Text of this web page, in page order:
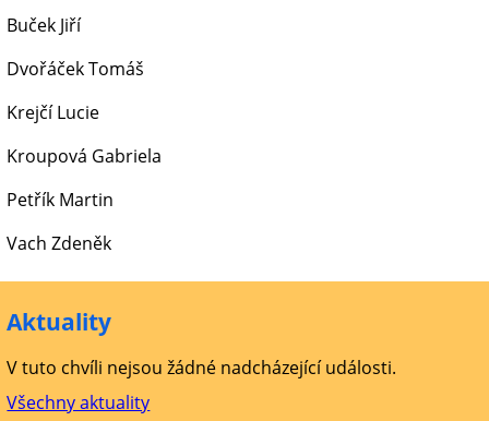
Buček Jiří
Dvořáček Tomáš
Krejčí Lucie
Kroupová Gabriela
Petřík Martin
Vach Zdeněk
Aktuality
V tuto chvíli nejsou žádné nadcházející události.
Všechny aktuality